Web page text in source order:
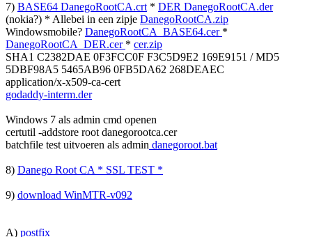
7) BASE64 DanegoRootCA.crt * DER DanegoRootCA.der
(nokia?) * Allebei in een zipje DanegoRootCA.zip
Windowsmobile? DanegoRootCA_BASE64.cer *
DanegoRootCA_DER.cer * cer.zip
SHA1 C2382DAE 0F3FCC0F F3C5D9E2 169E9151 / MD5
5DBF98A5 5465AB96 0FB5DA62 268DEAEC
application/x-x509-ca-cert
godaddy-interm.der
Windows 7 als admin cmd openen
certutil -addstore root danegorootca.cer
batchfile test uitvoeren als admin danegoroot.bat
8) Danego Root CA * SSL TEST *
9) download WinMTR-v092
A) postfix